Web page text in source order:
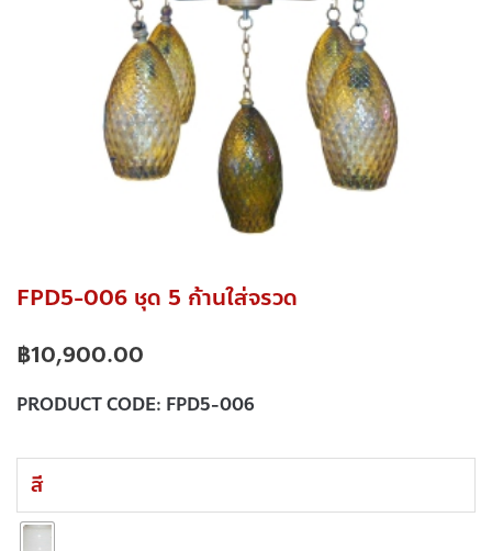
FPD5-006 ชุด 5 ก้านใส่จรวด
฿10,900.00
PRODUCT CODE: FPD5-006
สี